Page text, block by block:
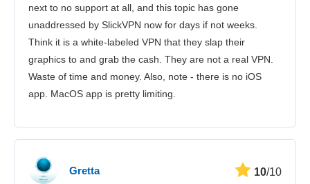
next to no support at all, and this topic has gone
unaddressed by SlickVPN now for days if not weeks.
Think it is a white-labeled VPN that they slap their
graphics to and grab the cash. They are not a real VPN.
Waste of time and money. Also, note - there is no iOS
app. MacOS app is pretty limiting.
Gretta 10/10